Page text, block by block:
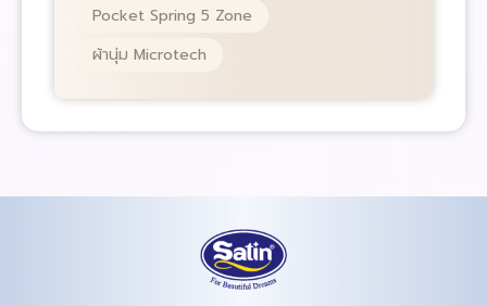
Pocket Spring 5 Zone
ผ้านุ่ม Microtech